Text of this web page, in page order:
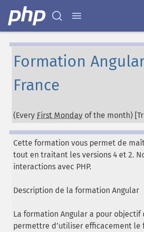
Formation
France
(Every First Monday of the month)
Cette formation vous permet de
tout en traitant les versions 4 et 2.
interactions avec PHP.
Description de la formation Angular
La formation Angular a pour objectif
permettre d’utiliser efficacement le